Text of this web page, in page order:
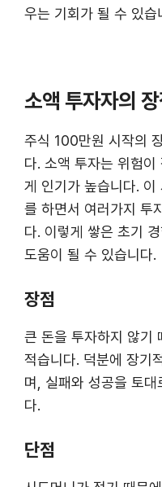
우는 기회가 될 수 있습
소액 투자자의
주식 100만원 시작의
다. 소액 투자는 위험이
게 인기가 높습니다.
를 하면서 여러가지 투
다. 이렇게 쌓은 초기
도움이 될 수 있습니다.
장점
큰 돈을 투자하지 않기
적습니다. 덕분에 장기
며, 실패와 성공을 토대
다.
단점